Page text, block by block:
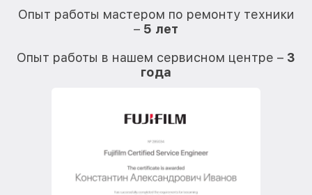
Опыт работы мастером по ремонту техники
– 5 лет
Опыт работы в нашем сервисном центре – 3
года